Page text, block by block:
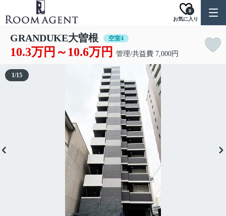
お気に入り
0
GRANDUKE大曽根 空室4
10.3万円～10.6万円 管理/共益費 7,000円
1/15